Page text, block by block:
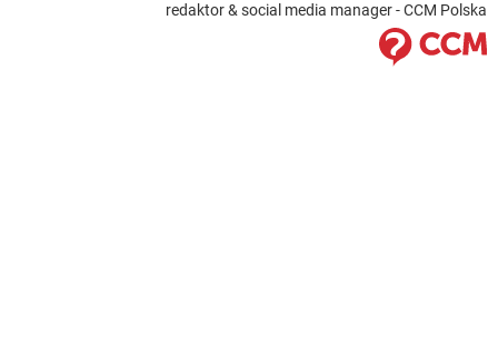
redaktor & social media manager - CCM Polska